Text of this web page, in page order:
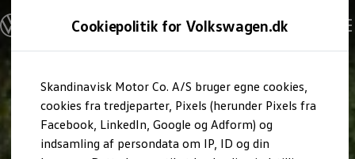
Cookiepolitik for Volkswagen.dk
Skandinavisk Motor Co. A/S bruger egne cookies,
cookies fra tredjeparter, Pixels (herunder Pixels fra
Facebook, LinkedIn, Google og Adform) og
indsamling af persondata om IP, ID og din
hovedindhold
footer
Modeller og konfigurator
Byg din Volkswagen
Alle modeller
Kend din Volkswagen
Erhvervsbiler
Værktøjskassen
ConnectedFleet
Service